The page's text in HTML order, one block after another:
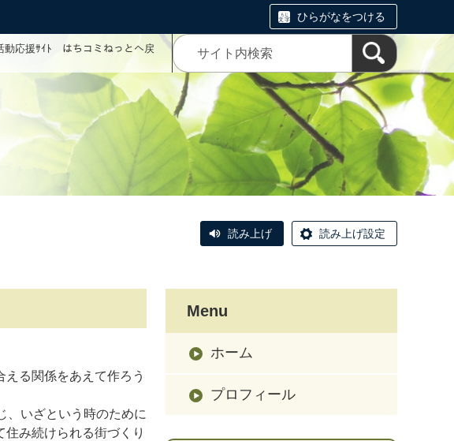
ひらがなをつける
動応援ｻｲﾄ はちコミねっとへ戻
読み上げ 読み上げ設定
る関係をあえて作ろう
、いざという時のために
み続けられる街づくり
Menu
ホーム
プロフィール